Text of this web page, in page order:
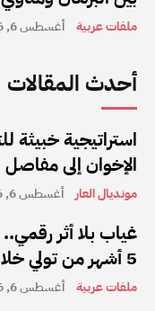
ملفات عربية أغسطس 6, 2026
أحدث المقالات
استراتيجية
الإخوان إلى مفاصل
مونديال العار أغسطس 6, 2026
غياب بلا أثر
5 أشهر من تولي خلافة إيران
ملفات عربية أغسطس 6, 2026